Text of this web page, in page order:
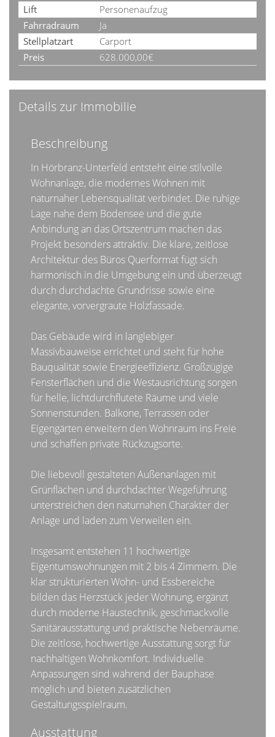
Lift
Personenaufzug
Fahrradraum
Ja
Stellplatzart
Carport
Preis
628.000,00€
Details zur Immobilie
Beschreibung
In Hörbranz-Unterfeld entsteht eine stilvolle
Wohnanlage, die modernes Wohnen mit
naturnaher Lebensqualität verbindet. Die ruhige
Lage nahe dem Bodensee und die gute
Anbindung an das Ortszentrum machen das
Projekt besonders attraktiv. Die klare, zeitlose
Architektur des Büros Querformat fügt sich
harmonisch in die Umgebung ein und überzeugt
durch durchdachte Grundrisse sowie eine
elegante, vorvergraute Holzfassade.
Das Gebäude wird in langlebiger
Massivbauweise errichtet und steht für hohe
Bauqualität sowie Energieeffizienz. Großzügige
Fensterflächen und die Westausrichtung sorgen
für helle, lichtdurchflutete Räume und viele
Sonnenstunden. Balkone, Terrassen oder
Eigengärten erweitern den Wohnraum ins Freie
und schaffen private Rückzugsorte.
Die liebevoll gestalteten Außenanlagen mit
Grünflächen und durchdachter Wegeführung
unterstreichen den naturnahen Charakter der
Anlage und laden zum Verweilen ein.
Insgesamt entstehen 11 hochwertige
Eigentumswohnungen mit 2 bis 4 Zimmern. Die
klar strukturierten Wohn- und Essbereiche
bilden das Herzstück jeder Wohnung, ergänzt
durch moderne Haustechnik, geschmackvolle
Sanitärausstattung und praktische Nebenräume.
Die zeitlose, hochwertige Ausstattung sorgt für
nachhaltigen Wohnkomfort. Individuelle
Anpassungen sind während der Bauphase
möglich und bieten zusätzlichen
Gestaltungsspielraum.
Ausstattung